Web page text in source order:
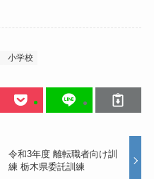
小学校
令和3年度 離転職者向け訓
練 栃木県委託訓練